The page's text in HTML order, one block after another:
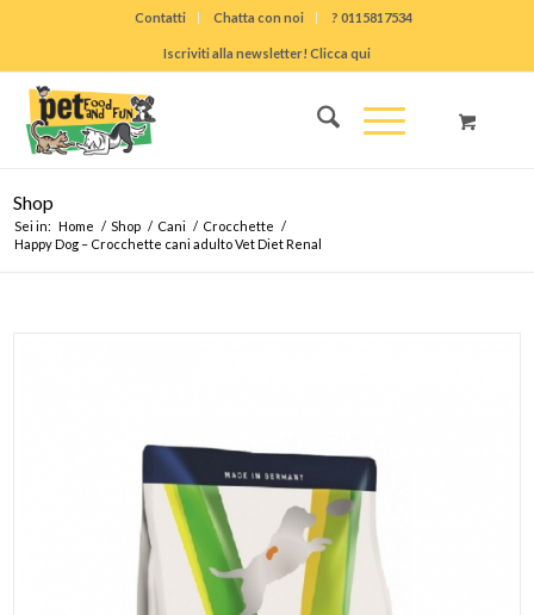
Contatti Chatta con noi ? 0115817534
Iscriviti alla newsletter! Clicca qui
Shop
Sei in: Home / Shop / Cani / Crocchette /
Happy Dog – Crocchette cani adulto Vet Diet Renal